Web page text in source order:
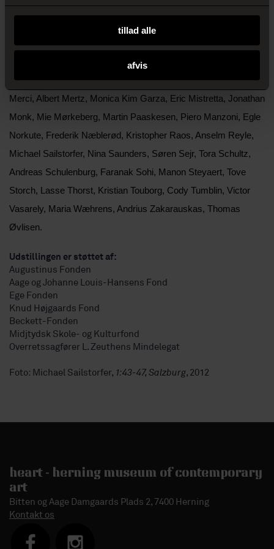
tillad alle
afvis
Amalie Jakobsen, Asger Jorn, Michael Johansson, Ken
Kagami, Keisuke Yamamoto, Mie Olise Kjærgaard, John Knuth,
Alicja Kwade, Ida Kventny, Sean Landers, Prosper Legault,
Jonas Lund, Luna Lund Jensen, Sophie Filtenborg, Lazar
Lyutakov, Tony Matelli, Kim Richard Adler Mejdahl, Mahsa
Merci, Albert Mertz, Monica Kim Garza, Eric Mistretta, Jonathan
Monk, Mie Mørkeberg, Martin Paaskesen, Piero Manzoni, Egle
Norkute, Frederik Næblerød, Kristopher Raos, Anselm Reyle,
Michael Sailstorfer, Nina Saunders, Søren Sejr, Tora Schultz,
Andreas Schulenburg, Faranak Sohi, Manon Steyaert, Tove
Storch, Lasse Thorst, Kristian Touborg, Cody Tumblin, Victor
Vasarely, Maria Wæhrens, Andrius Zakarauskas, Thomas
Øvlisen.
Udstillingen er støttet af:
Augustinus Fonden
Aage og Johanne Louis-Hansens Fond
Ege Fonden
Knud Højgaards Fond
Beckett-Fonden
Midjtydsk Skole- og Kulturfond
Overretssagfører L. Zeuthens Mindelegat
Foto: Michael Sailstorfer, 1:43-47, Salzburg, 2012
heart - herning museum of contemporary
art
Bitten og Aage Damgaards Plads 2, 7400 Herning
Kontakt os